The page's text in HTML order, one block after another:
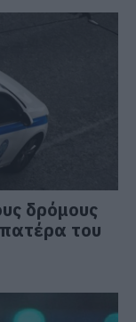
δρόμους
του